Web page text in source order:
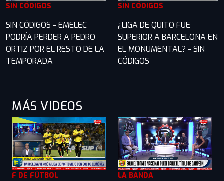
SIN CÓDIGOS
SIN CÓDIGOS - EMELEC
PODRÍA PERDER A PEDRO
ORTIZ POR EL RESTO DE LA
TEMPORADA
SIN CÓDIGOS
¿LIGA DE QUITO FUE
SUPERIOR A BARCELONA EN
EL MONUMENTAL? - SIN
CÓDIGOS
MÁS VIDEOS
F DE FÚTBOL LA BANDA